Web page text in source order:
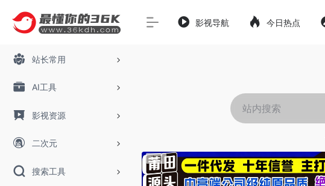
站长常用
AI工具
影视资源
二次元
搜索工具
影视导航 今日热点